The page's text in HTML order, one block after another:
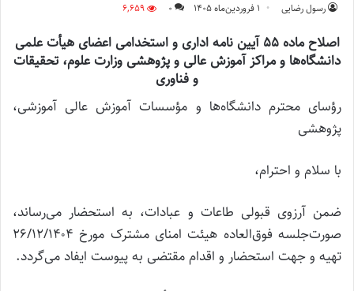
رسول رضایی ۱ فروردین‌ماه ۱۴۰۵ 0
6,659
اصلاح ماده ۵۵ آیین نامه اداری و استخدامی اعضای هیأت علمی
دانشگاه‌ها و مراکز آموزش عالی و پژوهشی وزارت علوم، تحقیقات
و فناوری
رؤسای محترم دانشگاه‌ها و مؤسسات آموزش عالی آموزشی،
پژوهشی
با سلام و احترام،
ضمن آرزوی قبولی طاعات و عبادات، به استحضار می‌رساند،
صورت‌جلسه فوق‌العاده هیئت امنای مشترک مورخ ۲۶/۱۲/۱۴۰۴
تهیه و جهت استحضار و اقدام مقتضی به پیوست ایفاد می‌گردد.